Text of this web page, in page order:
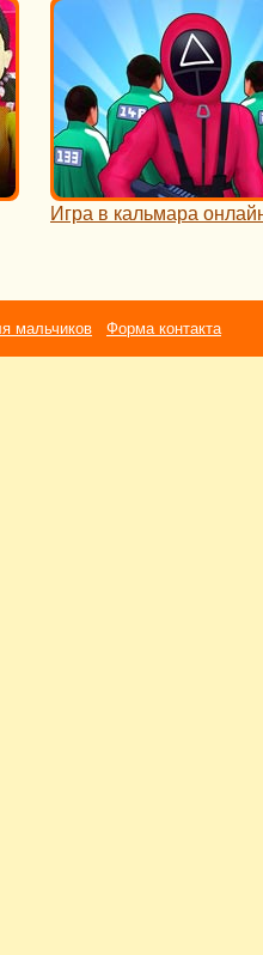
Игра в кальмара
мальчиков Форма контакта